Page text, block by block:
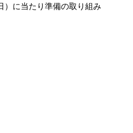
）に当たり準備の取り組み